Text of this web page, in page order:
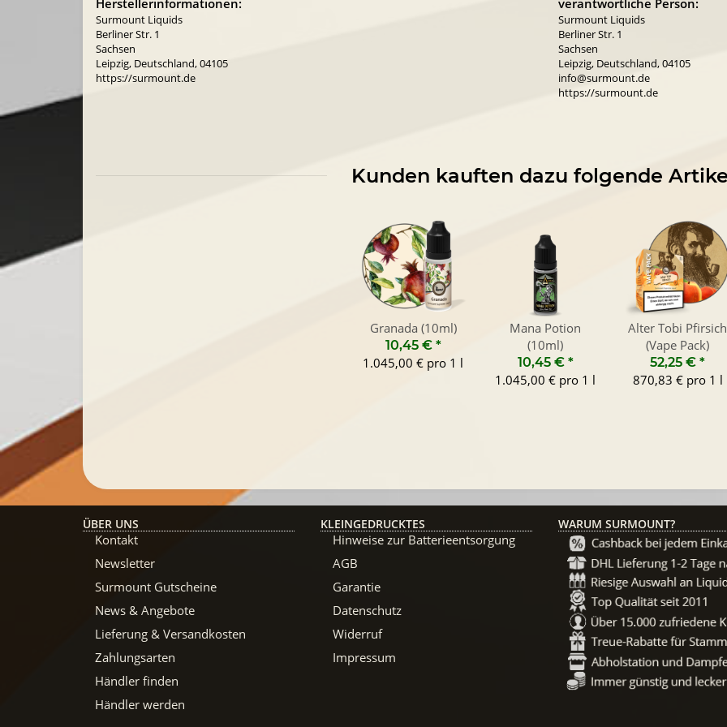
Surmount Liquids
Berliner Str. 1
Sachsen
Leipzig, Deutschland, 04105
https://surmount.de
Surmount Liquids
Berliner Str. 1
Sachsen
Leipzig, Deutschland, 04105
info@surmount.de
https://surmount.de
Kunden kauften dazu folgende
Granada (10ml)
10,45 € *
1.045,00 € pro 1 l
Mana Potion
(10ml)
10,45 € *
1.045,00 € pro 1 l
Alter Tobi Pfirsich
(Vape Pack)
52,25 € *
870,83 € pro 1 l
ÜBER UNS
Kontakt
Newsletter
Surmount Gutscheine
News & Angebote
Lieferung & Versandkosten
Zahlungsarten
Händler finden
Händler werden
KLEINGEDRUCKTES
Hinweise zur Batterieentsorgung
AGB
Garantie
Datenschutz
Widerruf
Impressum
WARUM SURMOUNT?